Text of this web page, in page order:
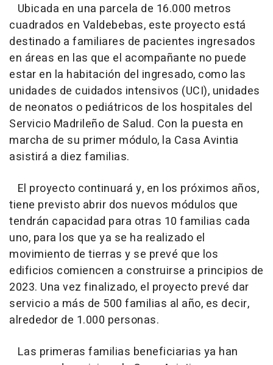
Ubicada en una parcela de 16.000 metros
cuadrados en Valdebebas, este proyecto está
destinado a familiares de pacientes ingresados
en áreas en las que el acompañante no puede
estar en la habitación del ingresado, como las
unidades de cuidados intensivos (UCI), unidades
de neonatos o pediátricos de los hospitales del
Servicio Madrileño de Salud. Con la puesta en
marcha de su primer módulo, la Casa Avintia
asistirá a diez familias.
El proyecto continuará y, en los próximos años,
tiene previsto abrir dos nuevos módulos que
tendrán capacidad para otras 10 familias cada
uno, para los que ya se ha realizado el
movimiento de tierras y se prevé que los
edificios comiencen a construirse a principios de
2023. Una vez finalizado, el proyecto prevé dar
servicio a más de 500 familias al año, es decir,
alrededor de 1.000 personas.
Las primeras familias beneficiarias ya han